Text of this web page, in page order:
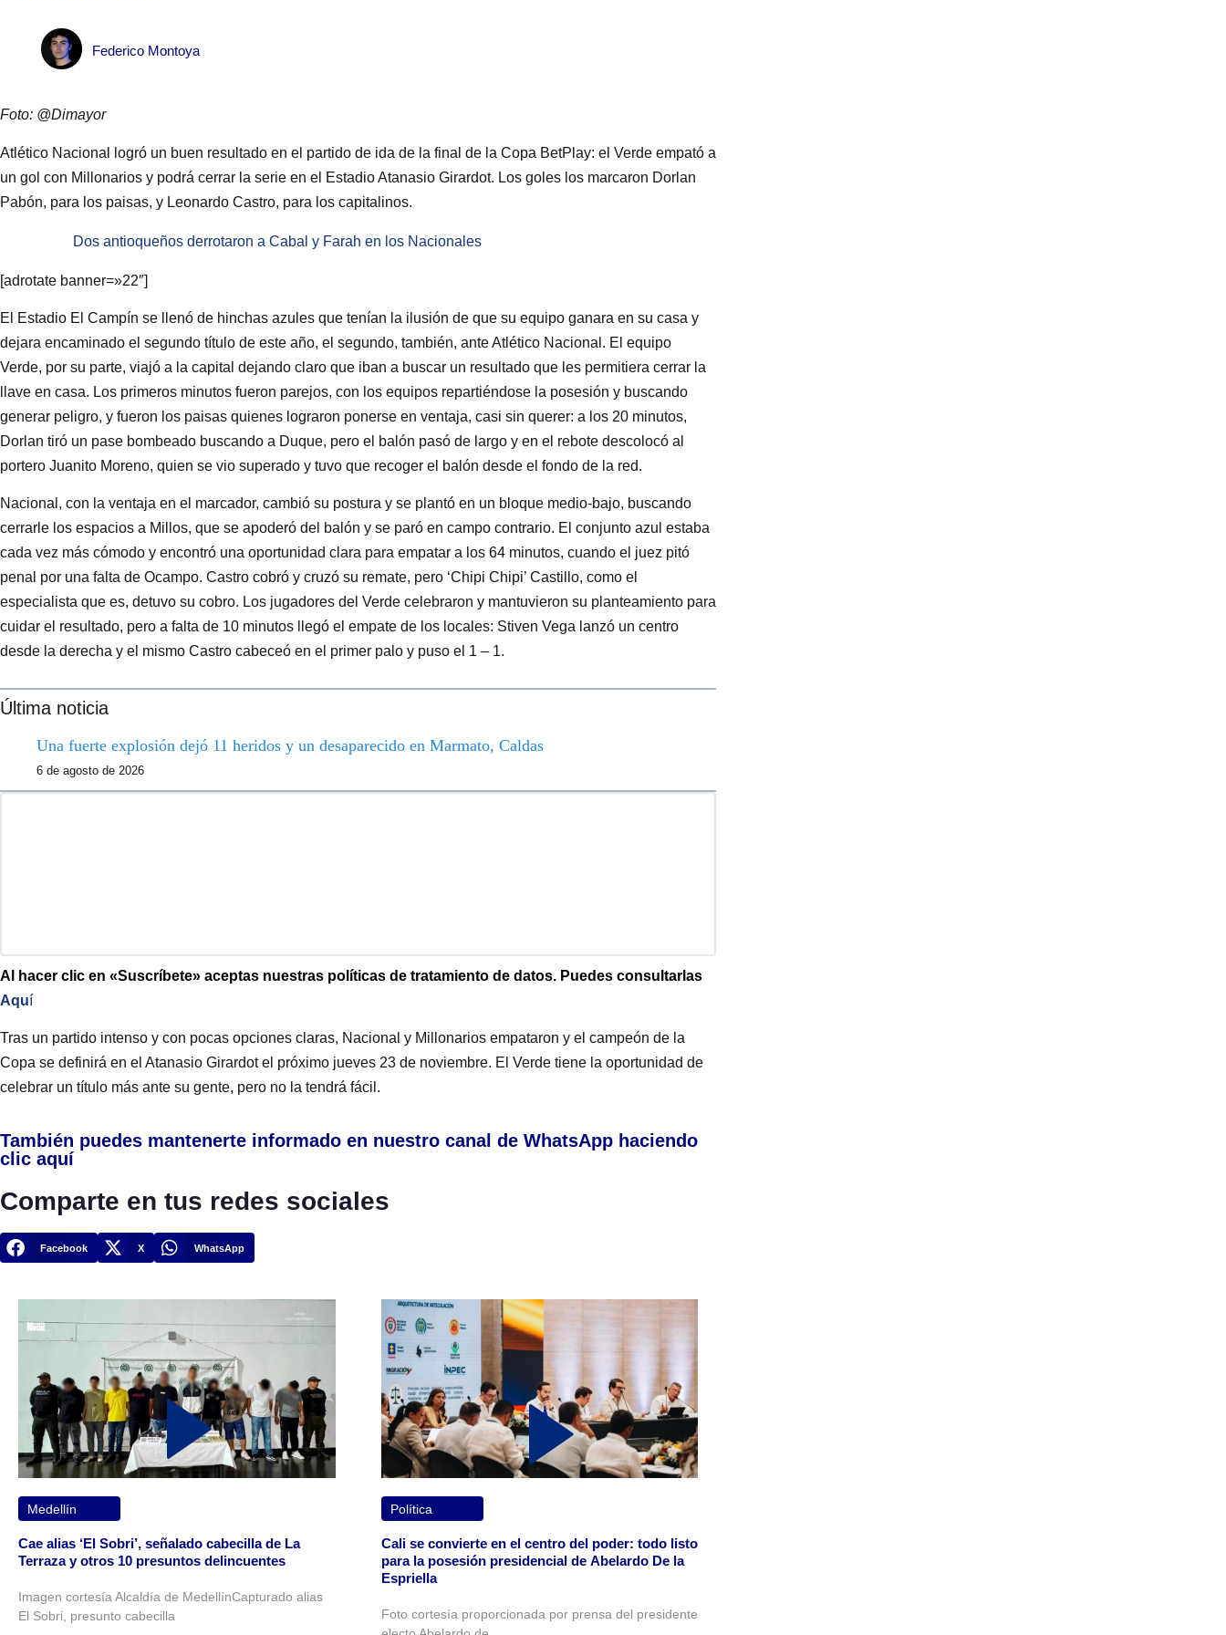
Federico Montoya
Foto: @Dimayor
Atlético Nacional logró un buen resultado en el partido de ida de la final de la Copa BetPlay: el Verde empató a
un gol con Millonarios y podrá cerrar la serie en el Estadio Atanasio Girardot. Los goles los marcaron Dorlan
Pabón, para los paisas, y Leonardo Castro, para los capitalinos.
Dos antioqueños derrotaron a Cabal y Farah en los Nacionales
[adrotate banner=»22″]
El Estadio El Campín se llenó de hinchas azules que tenían la ilusión de que su equipo ganara en su casa y
dejara encaminado el segundo título de este año, el segundo, también, ante Atlético Nacional. El equipo
Verde, por su parte, viajó a la capital dejando claro que iban a buscar un resultado que les permitiera cerrar la
llave en casa. Los primeros minutos fueron parejos, con los equipos repartiéndose la posesión y buscando
generar peligro, y fueron los paisas quienes lograron ponerse en ventaja, casi sin querer: a los 20 minutos,
Dorlan tiró un pase bombeado buscando a Duque, pero el balón pasó de largo y en el rebote descolocó al
portero Juanito Moreno, quien se vio superado y tuvo que recoger el balón desde el fondo de la red.
Nacional, con la ventaja en el marcador, cambió su postura y se plantó en un bloque medio-bajo, buscando
cerrarle los espacios a Millos, que se apoderó del balón y se paró en campo contrario. El conjunto azul estaba
cada vez más cómodo y encontró una oportunidad clara para empatar a los 64 minutos, cuando el juez pitó
penal por una falta de Ocampo. Castro cobró y cruzó su remate, pero ‘Chipi Chipi’ Castillo, como el
especialista que es, detuvo su cobro. Los jugadores del Verde celebraron y mantuvieron su planteamiento para
cuidar el resultado, pero a falta de 10 minutos llegó el empate de los locales: Stiven Vega lanzó un centro
desde la derecha y el mismo Castro cabeceó en el primer palo y puso el 1 – 1.
Última noticia
Una fuerte explosión dejó 11 heridos y un desaparecido en Marmato, Caldas
6 de agosto de 2026
Al hacer clic en «Suscríbete» aceptas nuestras políticas de tratamiento de datos. Puedes consultarlas
Aquí
Tras un partido intenso y con pocas opciones claras, Nacional y Millonarios empataron y el campeón de la
Copa se definirá en el Atanasio Girardot el próximo jueves 23 de noviembre. El Verde tiene la oportunidad de
celebrar un título más ante su gente, pero no la tendrá fácil.
También puedes mantenerte informado en nuestro canal de WhatsApp haciendo
clic aquí
Comparte en tus redes sociales
Facebook X WhatsApp
Medellín
Cae alias ‘El Sobri’, señalado cabecilla de La
Terraza y otros 10 presuntos delincuentes
Imagen cortesía Alcaldía de MedellínCapturado alias
El Sobri, presunto cabecilla
Política
Cali se convierte en el centro del poder: todo listo
para la posesión presidencial de Abelardo De la
Espriella
Foto cortesía proporcionada por prensa del presidente